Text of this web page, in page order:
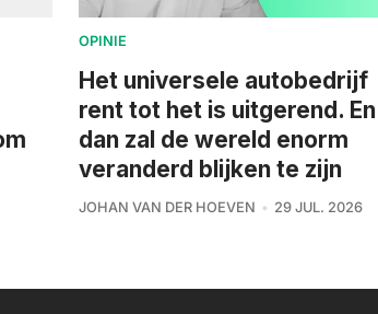
OPINIE
Het universele autobedrijf
rent tot het is uitgerend. En
dan zal de wereld enorm
veranderd blijken te zijn
JOHAN VAN DER HOEVEN 29 JUL. 2026